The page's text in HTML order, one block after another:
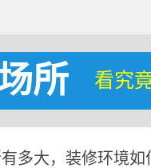
所 看究
多大，装修环境